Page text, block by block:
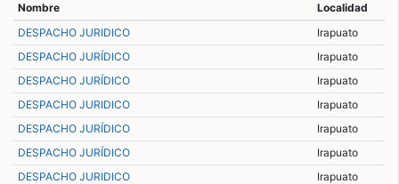
Nombre
Localidad
DESPACHO JURIDICO
Irapuato
DESPACHO JURÍDICO
Irapuato
DESPACHO JURÍDICO
Irapuato
DESPACHO JURIDICO
Irapuato
DESPACHO JURÍDICO
Irapuato
DESPACHO JURÍDICO
Irapuato
DESPACHO JURIDICO
Irapuato